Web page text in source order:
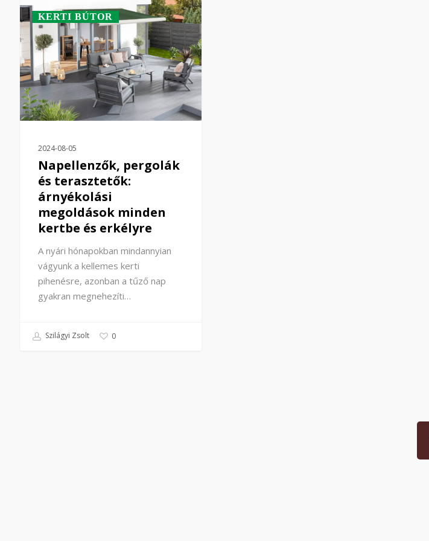
KERTI BÚTOR
2024-08-05
Napellenzők, pergolák
és terasztetők:
árnyékolási
megoldások minden
kertbe és erkélyre
A nyári hónapokban mindannyian
vágyunk a kellemes kerti
pihenésre, azonban a tűző nap
gyakran megnehezíti…
Szilágyi Zsolt 0